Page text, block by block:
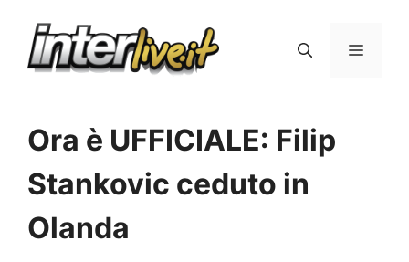
Menu
Ora è UFFICIALE: Filip
Stankovic ceduto in
Olanda